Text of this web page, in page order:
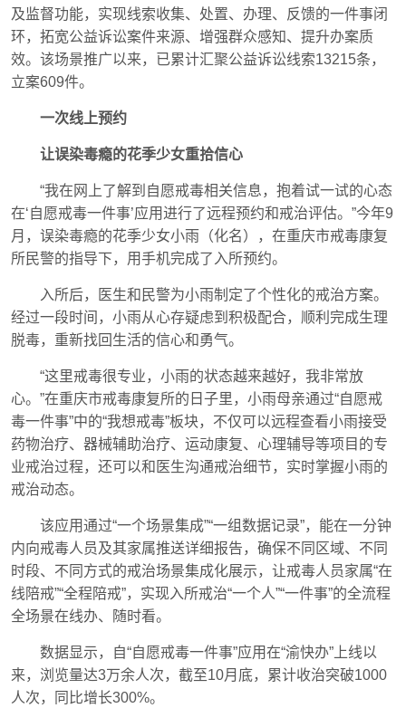
及监督功能，实现线索收集、处置、办理、反馈的一件事闭
环，拓宽公益诉讼案件来源、增强群众感知、提升办案质
效。该场景推广以来，已累计汇聚公益诉讼线索13215条，
立案609件。
一次线上预约
让误染毒瘾的花季少女重拾信心
“我在网上了解到自愿戒毒相关信息，抱着试一试的心态
在‘自愿戒毒一件事’应用进行了远程预约和戒治评估。”今年9
月，误染毒瘾的花季少女小雨（化名），在重庆市戒毒康复
所民警的指导下，用手机完成了入所预约。
入所后，医生和民警为小雨制定了个性化的戒治方案。
经过一段时间，小雨从心存疑虑到积极配合，顺利完成生理
脱毒，重新找回生活的信心和勇气。
“这里戒毒很专业，小雨的状态越来越好，我非常放
心。”在重庆市戒毒康复所的日子里，小雨母亲通过“自愿戒
毒一件事”中的“我想戒毒”板块，不仅可以远程查看小雨接受
药物治疗、器械辅助治疗、运动康复、心理辅导等项目的专
业戒治过程，还可以和医生沟通戒治细节，实时掌握小雨的
戒治动态。
该应用通过“一个场景集成”“一组数据记录”，能在一分钟
内向戒毒人员及其家属推送详细报告，确保不同区域、不同
时段、不同方式的戒治场景集成化展示，让戒毒人员家属“在
线陪戒”“全程陪戒”，实现入所戒治“一个人”“一件事”的全流程
全场景在线办、随时看。
数据显示，自“自愿戒毒一件事”应用在“渝快办”上线以
来，浏览量达3万余人次，截至10月底，累计收治突破1000
人次，同比增长300%。